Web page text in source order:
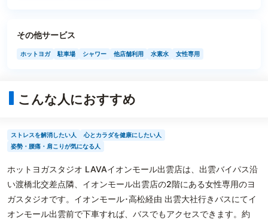
その他サービス
ホットヨガ 駐車場 シャワー 他店舗利用 水素水 女性専用
こんな人におすすめ
ストレスを解消したい人
心とカラダを健康にしたい人
姿勢・腰痛・肩こりが気になる人
ホットヨガスタジオ LAVAイオンモール出雲店は、出雲バイパス沿
い渡橋北交差点隣、イオンモール出雲店の2階にある女性専用のヨ
ガスタジオです。イオンモール･高松経由 出雲大社行きバスにてイ
オンモール出雲前で下車すれば、バスでもアクセスできます。約